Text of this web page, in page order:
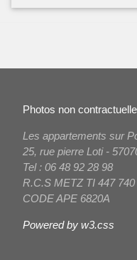
Photos non
Les appartements sur
25, rue pierre Loti -
Tel : 06 48 92 28 98
R.C.S METZ TI 447
CODE APE 6820A
Powered by w3.css